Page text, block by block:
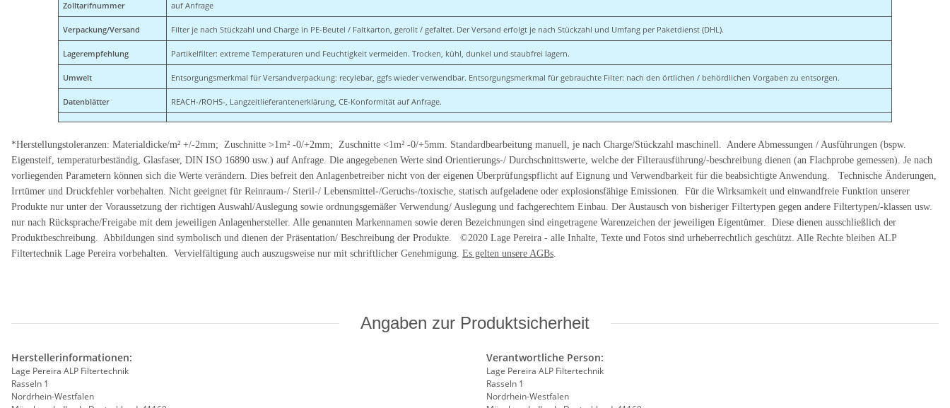
Zolltarifnummer auf Anfrage
Verpackung/Versand Filter je nach Stückzahl und Charge in PE-Beutel / Faltkarton, gerollt / gefaltet. Der Versand erfolgt je nach Stückzahl und Umfang per Paketdienst (DHL).
Lagerempfehlung Partikelfilter: extreme Temperaturen und Feuchtigkeit vermeiden. Trocken, kühl, dunkel und staubfrei lagern.
Umwelt Entsorgungsmerkmal für Versandverpackung: recylebar, ggfs wieder verwendbar. Entsorgungsmerkmal für gebrauchte Filter: nach den örtlichen / behördlichen Vorgaben zu entsorgen.
Datenblätter REACH-/ROHS-, Langzeitlieferantenerklärung, CE-Konformität auf Anfrage.
*Herstellungstoleranzen: Materialdicke/m² +/-2mm; Zuschnitte >1m² -0/+2mm; Zuschnitte <1m² -0/+5mm. Standardbearbeitung manuell, je nach Charge/Stückzahl maschinell. Andere Abmessungen / Ausführungen (bspw.
Eigensteif, temperaturbeständig, Glasfaser, DIN ISO 16890 usw.) auf Anfrage. Die angegebenen Werte sind Orientierungs-/ Durchschnittswerte, welche der Filterausführung/-beschreibung dienen (an Flachprobe gemessen). Je nach
vorliegenden Parametern können sich die Werte verändern. Dies befreit den Anlagenbetreiber nicht von der eigenen Überprüfungspflicht auf Eignung und Verwendbarkeit für die beabsichtigte Anwendung. Technische Änderungen,
Irrtümer und Druckfehler vorbehalten. Nicht geeignet für Reinraum-/ Steril-/ Lebensmittel-/Geruchs-/toxische, statisch aufgeladene oder explosionsfähige Emissionen. Für die Wirksamkeit und einwandfreie Funktion unserer
Produkte nur unter der Voraussetzung der richtigen Auswahl/Auslegung sowie ordnungsgemäßer Verwendung/ Auslegung und fachgerechtem Einbau. Der Austausch von bisheriger Filtertypen gegen andere Filtertypen/-klassen usw.
nur nach Rücksprache/Freigabe mit dem jeweiligen Anlagenhersteller. Alle genannten Markennamen sowie deren Bezeichnungen sind eingetragene Warenzeichen der jeweiligen Eigentümer. Diese dienen ausschließlich der
Produktbeschreibung. Abbildungen sind symbolisch und dienen der Präsentation/ Beschreibung der Produkte. ©2020 Lage Pereira - alle Inhalte, Texte und Fotos sind urheberrechtlich geschützt. Alle Rechte bleiben ALP
Filtertechnik Lage Pereira vorbehalten. Vervielfältigung auch auszugsweise nur mit schriftlicher Genehmigung. Es gelten unsere AGBs.
Angaben zur Produktsicherheit
Herstellerinformationen:
Lage Pereira ALP Filtertechnik
Rasseln 1
Nordrhein-Westfalen
Verantwortliche Person:
Lage Pereira ALP Filtertechnik
Rasseln 1
Nordrhein-Westfalen